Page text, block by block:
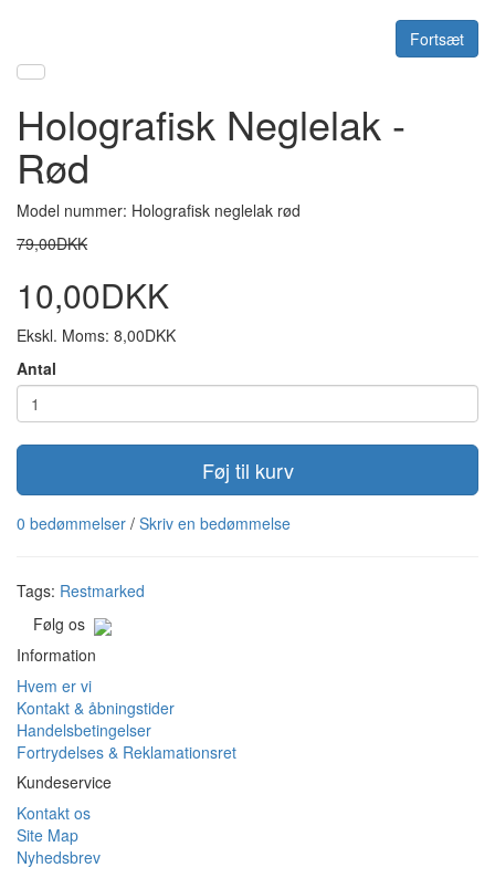
Fortsæt
Holografisk Neglelak -
Rød
Model nummer: Holografisk neglelak rød
79,00DKK
10,00DKK
Ekskl. Moms: 8,00DKK
Antal
Føj til kurv
0 bedømmelser / Skriv en bedømmelse
Tags: Restmarked
Følg os
Information
Hvem er vi
Kontakt & åbningstider
Handelsbetingelser
Fortrydelses & Reklamationsret
Kundeservice
Kontakt os
Site Map
Nyhedsbrev